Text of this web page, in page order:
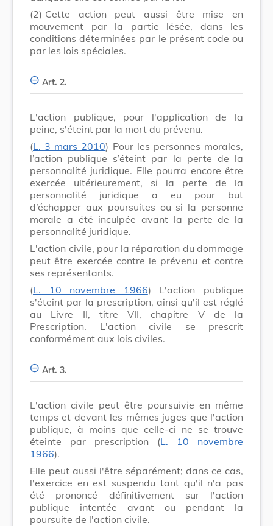
(2) Cette action peut aussi être mise en
mouvement par la partie lésée, dans les
conditions déterminées par le présent code ou
par les lois spéciales.
Art. 2.
L'action publique, pour l'application de la
peine, s'éteint par la mort du prévenu.
(L. 3 mars 2010) Pour les personnes morales,
l’action publique s’éteint par la perte de la
personnalité juridique. Elle pourra encore être
exercée ultérieurement, si la perte de la
personnalité juridique a eu pour but
d’échapper aux poursuites ou si la personne
morale a été inculpée avant la perte de la
personnalité juridique.
L'action civile, pour la réparation du dommage
peut être exercée contre le prévenu et contre
ses représentants.
(L. 10 novembre 1966) L'action publique
s'éteint par la prescription, ainsi qu'il est réglé
au Livre II, titre VII, chapitre V de la
Prescription. L'action civile se prescrit
conformément aux lois civiles.
Art. 3.
L'action civile peut être poursuivie en même
temps et devant les mêmes juges que l'action
publique, à moins que celle-ci ne se trouve
éteinte par prescription (L. 10 novembre
1966).
Elle peut aussi l'être séparément; dans ce cas,
l'exercice en est suspendu tant qu'il n'a pas
été prononcé définitivement sur l'action
publique intentée avant ou pendant la
poursuite de l'action civile.